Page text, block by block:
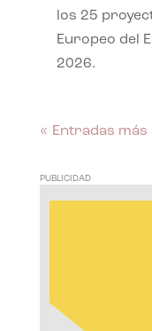
los 25
Europeo del
2026.
« Entradas más
PUBLICIDAD